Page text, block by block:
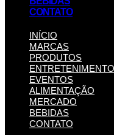
CONTATO
INÍCIO
MARCAS
PRODUTOS
ENTRETENIMENTO
EVENTOS
ALIMENTAÇÃO
MERCADO
BEBIDAS
CONTATO